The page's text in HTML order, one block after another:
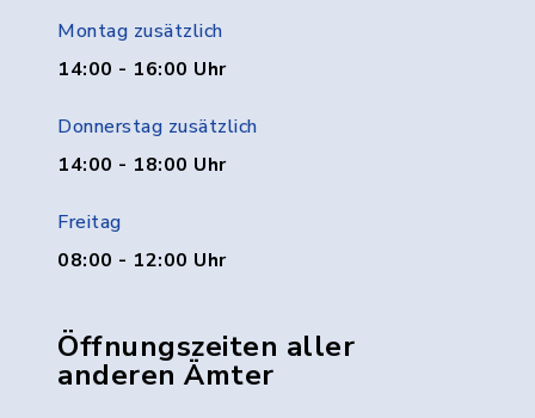
Montag zusätzlich
14:00 - 16:00 Uhr
Donnerstag zusätzlich
14:00 - 18:00 Uhr
Freitag
08:00 - 12:00 Uhr
Öffnungszeiten aller
anderen Ämter